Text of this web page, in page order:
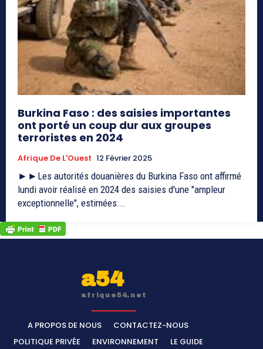
Burkina Faso : des saisies importantes
ont porté un coup dur aux groupes
terroristes en 2024
Afrique De L'Ouest 12 Février 2025
►►Les autorités douanières du Burkina Faso ont affirmé
lundi avoir réalisé en 2024 des saisies d'une "ampleur
exceptionnelle", estimées...
a54
afrique54.net
A PROPOS DE NOUS
CONTACTEZ-NOUS
POLITIQUE PRIVÉE
ENVIRONNEMENT
LE GUIDE